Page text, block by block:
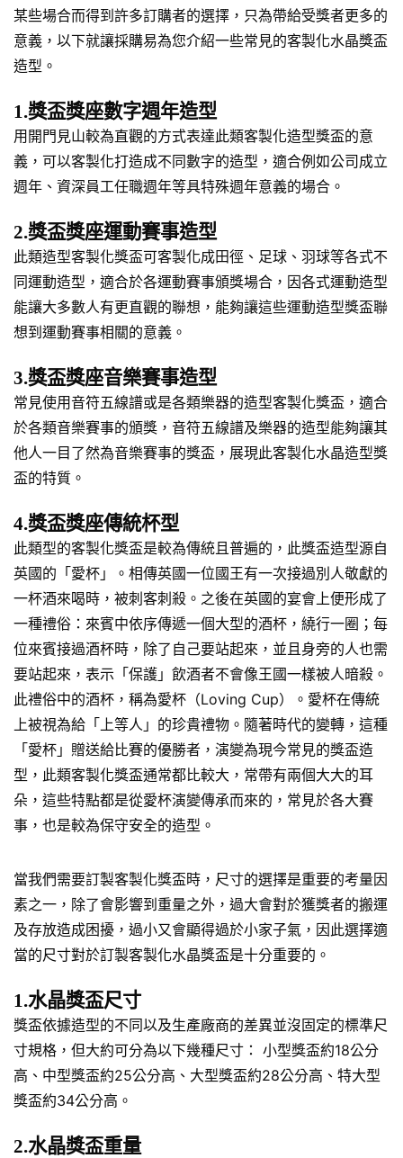
某些場合而得到許多訂購者的選擇，只為帶給受獎者更多的
意義，以下就讓採購易為您介紹一些常見的客製化水晶獎盃
造型。
1.獎盃獎座數字週年造型
用開門見山較為直觀的方式表達此類客製化造型獎盃的意
義，可以客製化打造成不同數字的造型，適合例如公司成立
週年、資深員工任職週年等具特殊週年意義的場合。
2.獎盃獎座運動賽事造型
此類造型客製化獎盃可客製化成田徑、足球、羽球等各式不
同運動造型，適合於各運動賽事頒獎場合，因各式運動造型
能讓大多數人有更直觀的聯想，能夠讓這些運動造型獎盃聯
想到運動賽事相關的意義。
3.獎盃獎座音樂賽事造型
常見使用音符五線譜或是各類樂器的造型客製化獎盃，適合
於各類音樂賽事的頒獎，音符五線譜及樂器的造型能夠讓其
他人一目了然為音樂賽事的獎盃，展現此客製化水晶造型獎
盃的特質。
4.獎盃獎座傳統杯型
此類型的客製化獎盃是較為傳統且普遍的，此獎盃造型源自
英國的「愛杯」。相傳英國一位國王有一次接過別人敬獻的
一杯酒來喝時，被刺客刺殺。之後在英國的宴會上便形成了
一種禮俗：來賓中依序傳遞一個大型的酒杯，繞行一圈；每
位來賓接過酒杯時，除了自己要站起來，並且身旁的人也需
要站起來，表示「保護」飲酒者不會像王國一樣被人暗殺。
此禮俗中的酒杯，稱為愛杯（Loving Cup）。愛杯在傳統
上被視為給「上等人」的珍貴禮物。隨著時代的變轉，這種
「愛杯」贈送給比賽的優勝者，演變為現今常見的獎盃造
型，此類客製化獎盃通常都比較大，常帶有兩個大大的耳
朵，這些特點都是從愛杯演變傳承而來的，常見於各大賽
事，也是較為保守安全的造型。
當我們需要訂製客製化獎盃時，尺寸的選擇是重要的考量因
素之一，除了會影響到重量之外，過大會對於獲獎者的搬運
及存放造成困擾，過小又會顯得過於小家子氣，因此選擇適
當的尺寸對於訂製客製化水晶獎盃是十分重要的。
1.水晶獎盃尺寸
獎盃依據造型的不同以及生產廠商的差異並沒固定的標準尺
寸規格，但大約可分為以下幾種尺寸： 小型獎盃約18公分
高、中型獎盃約25公分高、大型獎盃約28公分高、特大型
獎盃約34公分高。
2.水晶獎盃重量